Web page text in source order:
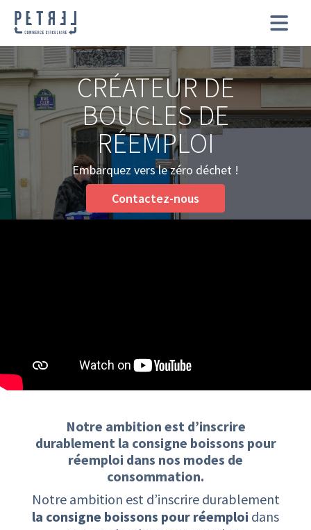
CRÉATEUR DE
BOUCLES DE
RÉEMPLOI
Embarquez vers le zéro déchet !
Contactez-nous
Notre ambition est d’inscrire
durablement ​la consigne boissons pour
réemploi ​dans nos modes de
consommation.​
Notre ambition est d’inscrire durablement
la consigne boissons pour réemploi dans